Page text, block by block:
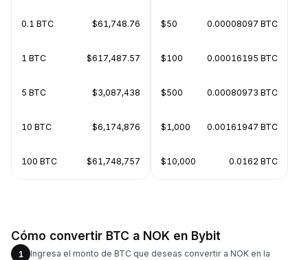
0.1 BTC $61,748.76
1 BTC $617,487.57
5 BTC $3,087,438
10 BTC $6,174,876
100 BTC $61,748,757
$50 0.00008097 BTC
$100 0.00016195 BTC
$500 0.00080973 BTC
$1,000 0.00161947 BTC
$10,000 0.0162 BTC
Cómo convertir BTC a NOK en Bybit
1
Ingresa el monto de BTC que deseas convertir a NOK en la